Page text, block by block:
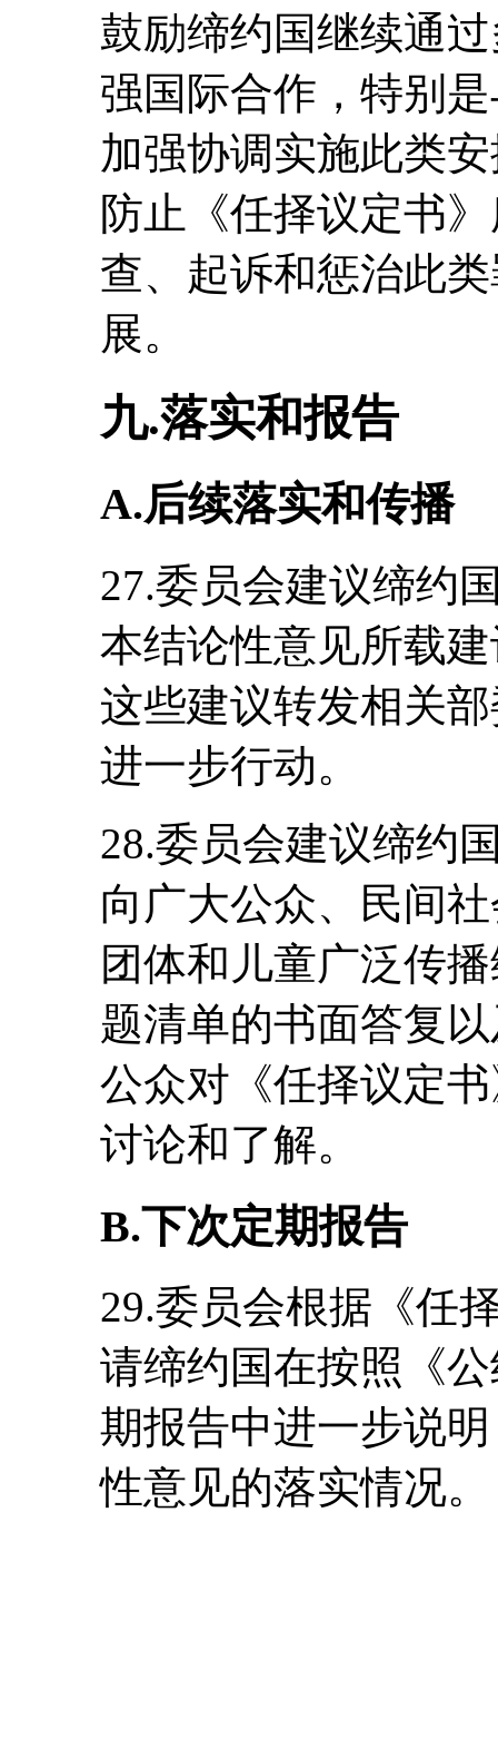
鼓励缔约国继续通
强国际合作，特别
加强协调实施此类
防止《任择议定书
查、起诉和惩治此
展。
九.落实和报告
A.后续落实和传播
27.委员会建议缔约
本结论性意见所载
这些建议转发相关
进一步行动。
28.委员会建议缔约
向广大公众、民间
团体和儿童广泛传
题清单的书面答复
公众对《任择议定
讨论和了解。
B.下次定期报告
29.委员会根据《任
请缔约国在按照《
期报告中进一步说
性意见的落实情况。